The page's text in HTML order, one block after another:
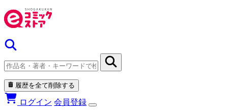
履歴を全て削除する
ログイン 会員登録